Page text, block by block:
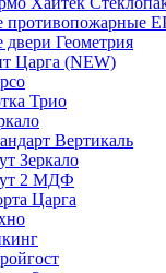
противопожарные
Геометрия
Царга (NEW)
Трио
Вертикаль
Зеркало
2 МДФ
Царга